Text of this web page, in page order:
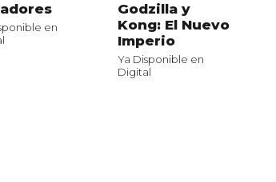
en
Godzilla y
Kong: El Nuevo
Imperio
Ya Disponible en
Digital